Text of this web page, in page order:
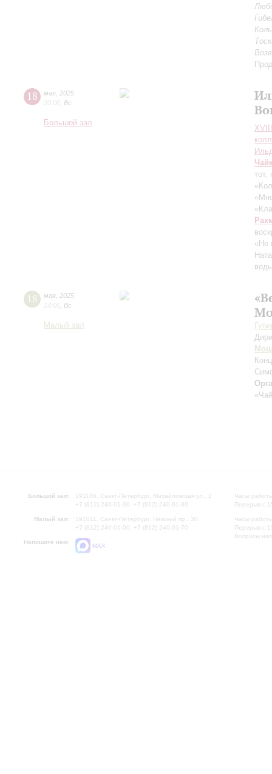
18 мая 2025
20:00 Вс
Большой зал
тот,
«Не
18 мая 2025
14:00 Вс
Малый зал
Большой зал:
191186, Санкт-Петербург, Михайловская ул., 2
+7 (812) 240-01-00, +7 (812) 240-01-80
Малый зал:
191011, Санкт-Петербург, Невский пр., 30
+7 (812) 240-01-00, +7 (812) 240-01-70
Напишите нам:
MAX
Часы
Перерыв с
Часы
Перерыв с
Вопросы